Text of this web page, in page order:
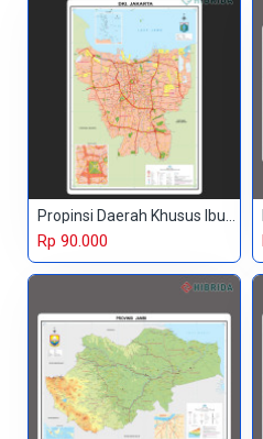
Propinsi Daerah Khusus Ibukota
Rp 90.000